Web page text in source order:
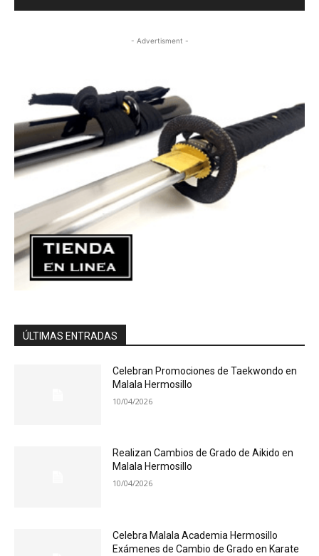
- Advertisment -
ÚLTIMAS ENTRADAS
Celebran Promociones de Taekwondo en
Malala Hermosillo
10/04/2026
Realizan Cambios de Grado de Aikido en
Malala Hermosillo
10/04/2026
Celebra Malala Academia Hermosillo
Exámenes de Cambio de Grado en Karate